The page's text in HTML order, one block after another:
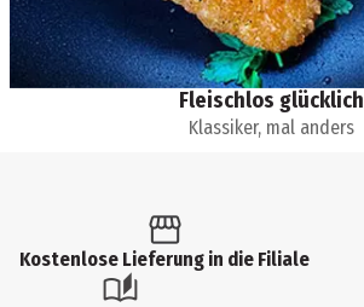
Fleischlos glücklich
Klassiker, mal anders
Kostenlose Lieferung in die Filiale